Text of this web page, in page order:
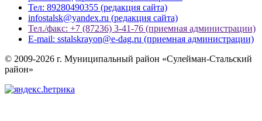
Тел: 89280490355 (редакция сайта)
infostalsk@yandex.ru (редакция сайта)
Тел./факс: +7 (87236) 3-41-76 (приемная администрации)
E-mail: sstalskrayon@e-dag.ru (приемная администрации)
© 2009-2026 г. Муниципальный район «Сулейман-Стальский
район»